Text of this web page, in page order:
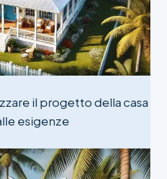
il progetto della casa
esigenze